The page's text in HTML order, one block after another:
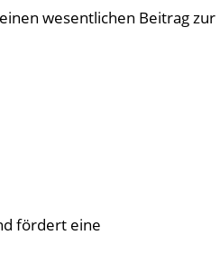
wesentlichen Beitrag zur
fördert eine